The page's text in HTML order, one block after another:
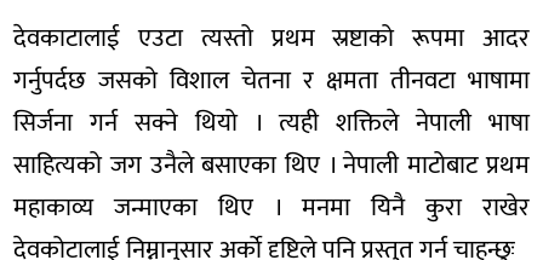
देवकाटालाई एउटा त्यस्तो प्रथम स्रष्टाको रूपमा आदर
गर्नुपर्दछ जसको विशाल चेतना र क्षमता तीनवटा भाषामा
सिर्जना गर्न सक्ने थियो । त्यही शक्तिले नेपाली भाषा
साहित्यको जग उनैले बसाएका थिए । नेपाली माटोबाट प्रथम
महाकाव्य जन्माएका थिए । मनमा यिनै कुरा राखेर
देवकोटालाई निम्नानुसार अर्काे दृष्टिले पनि प्रस्तुत गर्न चाहन्छुः